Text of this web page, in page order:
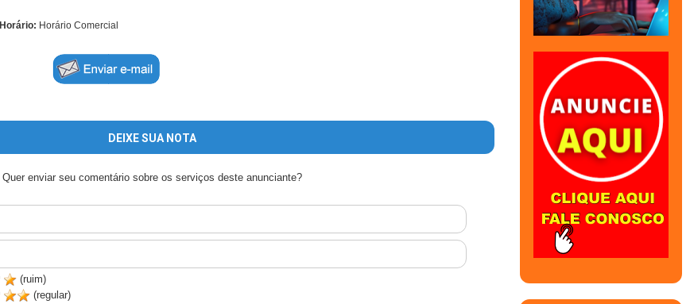
Horário: Horário Comercial
DEIXE SUA NOTA
Quer enviar seu comentário sobre os serviços deste anunciante?
(ruim)
(regular)